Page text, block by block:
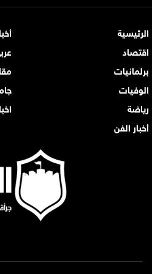
الرئيسية
اقتصاد
برلمانيات
الوفيات
رياضة
أخبار الفن